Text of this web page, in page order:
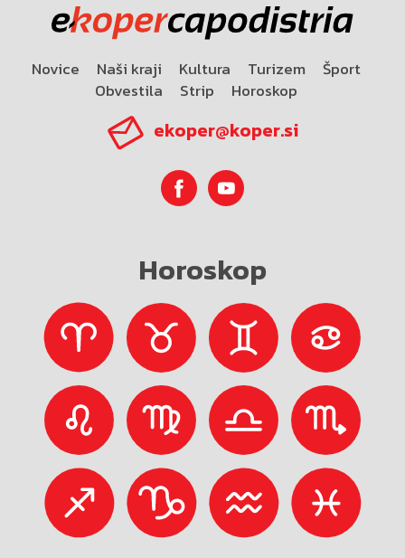
Novice Naši kraji Kultura Turizem
Šport
Obvestila
Strip Horoskop
ekoper@koper.si
Horoskop